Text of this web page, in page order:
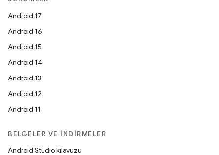
Android 17
Android 16
Android 15
Android 14
Android 13
Android 12
Android 11
BELGELER VE İNDIRMELER
Android Studio kılavuzu